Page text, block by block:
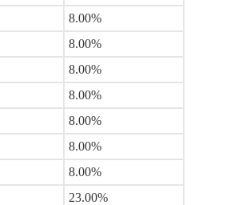
8.00%
8.00%
8.00%
8.00%
8.00%
8.00%
8.00%
23.00%